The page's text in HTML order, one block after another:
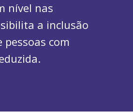
nível nas
a inclusão
pessoas com